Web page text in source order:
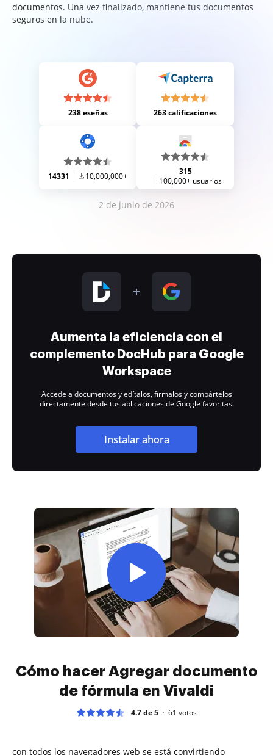
documentos. Una vez finalizado, mantiene tus documentos
seguros en la nube.
238 eseñas 263 calificaciones
14331 10,000,000+
315
100,000+ usuarios
2 de junio de 2026
Aumenta la eficiencia con el
complemento DocHub para Google
Workspace
Accede a documentos y edítalos, fírmalos y compártelos
directamente desde tus aplicaciones de Google favoritas.
Instalar ahora
Cómo hacer Agregar documento
de fórmula en Vivaldi
4.7 de 5 61 votos
con todos los navegadores web se está convirtiendo